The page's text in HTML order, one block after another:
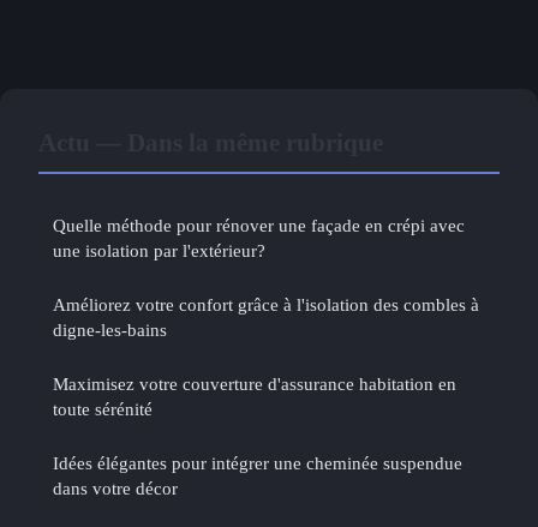
Quelle méthode pour rénover une façade en crépi avec
une isolation par l'extérieur?
Améliorez votre confort grâce à l'isolation des combles à
digne-les-bains
Maximisez votre couverture d'assurance habitation en
toute sérénité
Idées élégantes pour intégrer une cheminée suspendue
dans votre décor